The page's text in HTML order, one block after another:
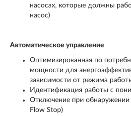
насосах, которые должны
насос)
Автоматическое управление
Оптимизированная по
мощности для
зависимости от режима
Идентификация работы с
Отключение при обнаружении
Flow Stop)